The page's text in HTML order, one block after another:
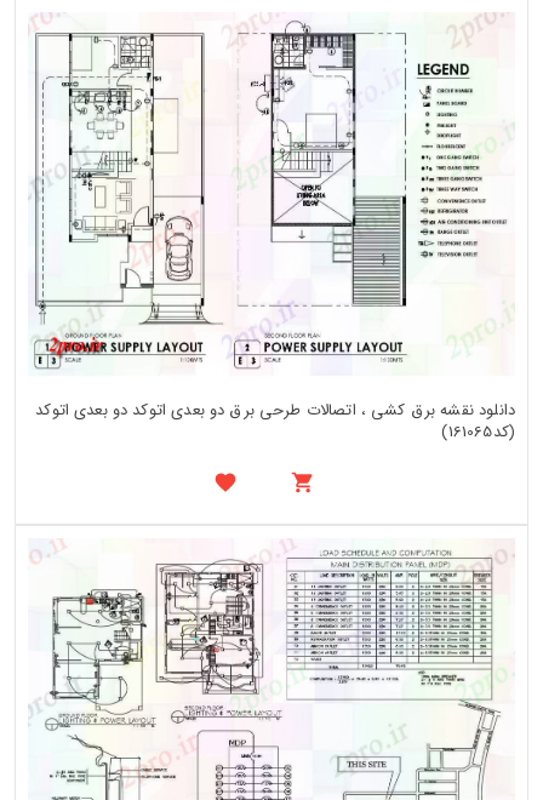
دانلود نقشه برق کشی ، اتصالات طرحی برق دو بعدی اتوکد دو بعدی اتوکد
(کد161065)